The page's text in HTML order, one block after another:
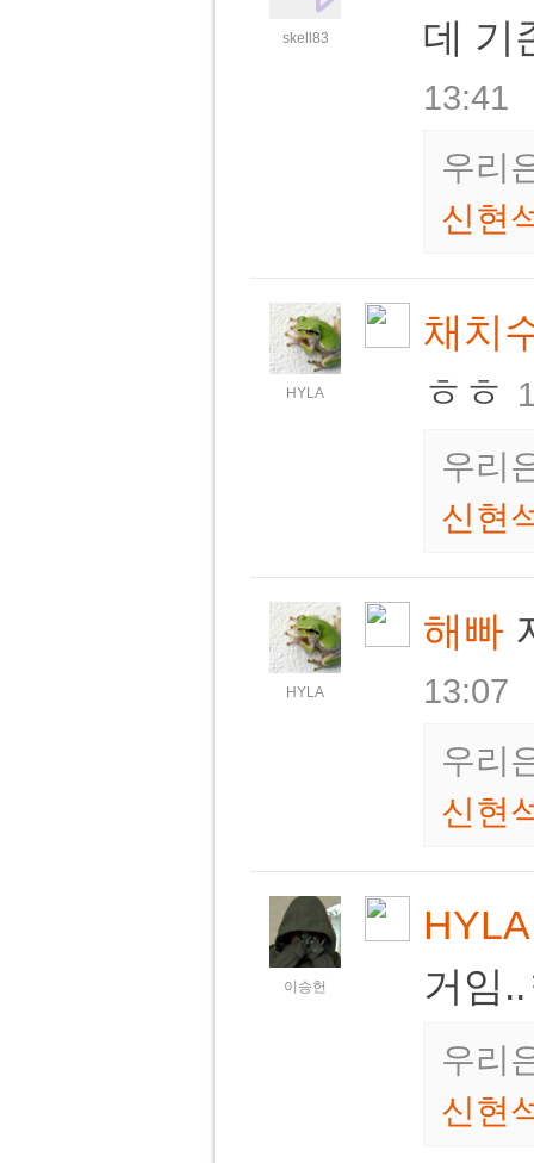
skell83
데 기
13:41
우리
신현
HYLA
채치
ㅎㅎ
우리
신현
HYLA
해빠
13:07
우리
신현
이승헌
HYLA
거임
우리
신현